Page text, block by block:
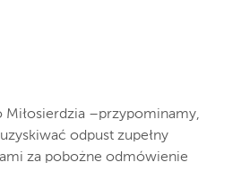
Miłosierdzia –przypominamy,
odpust zupełny
za pobożne odmówienie